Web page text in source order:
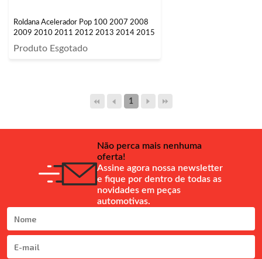
Roldana Acelerador Pop 100 2007 2008
2009 2010 2011 2012 2013 2014 2015
Produto Esgotado
1
Não perca mais nenhuma
oferta!
Assine agora nossa newsletter
e fique por dentro de todas as
novidades em peças
automotivas.